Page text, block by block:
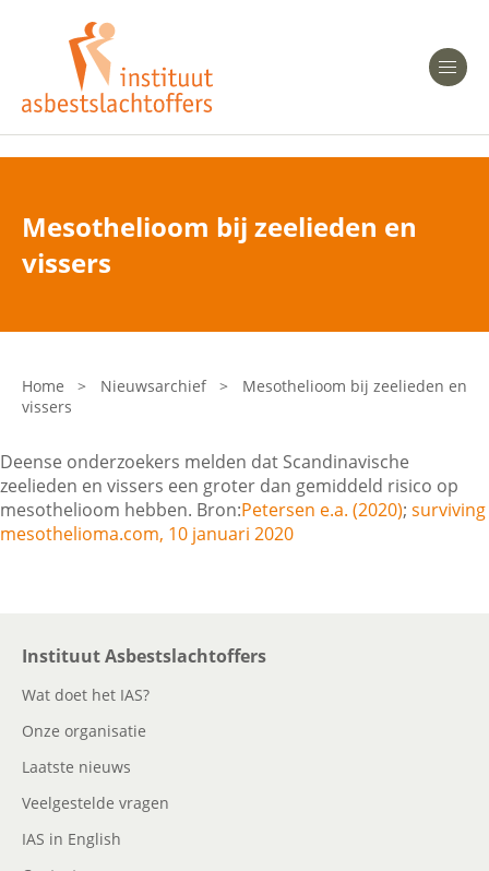
Heeft u Mesothelioom?
Heeft u Asbestose?
Asbest en Gezondheid
Laatste nieuws
Onze organisatie
Veelgestelde vragen
Mesothelioom bij zeelieden en
vissers
Home > Nieuwsarchief >
Mesothelioom bij zeelieden en
vissers
Deense onderzoekers melden dat Scandinavische
zeelieden en vissers een groter dan gemiddeld risico op
mesothelioom hebben. Bron:Petersen e.a. (2020); surviving
mesothelioma.com, 10 januari 2020
Instituut Asbestslachtoffers
Wat doet het IAS?
Onze organisatie
Laatste nieuws
Veelgestelde vragen
IAS in English